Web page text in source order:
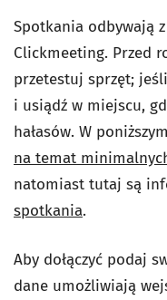
Spotkania odbywają
Clickmeeting. Przed
przetestuj sprzęt;
i usiądź w miejscu,
hałasów. W
na temat
natomiast tutaj są
spotkania.
Aby dołączyć podaj
dane umożliwiają